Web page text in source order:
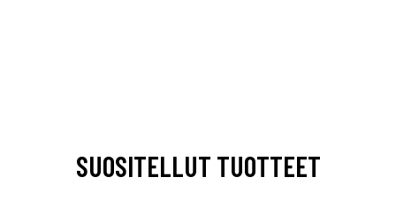
SUOSITELLUT TUOTTEET